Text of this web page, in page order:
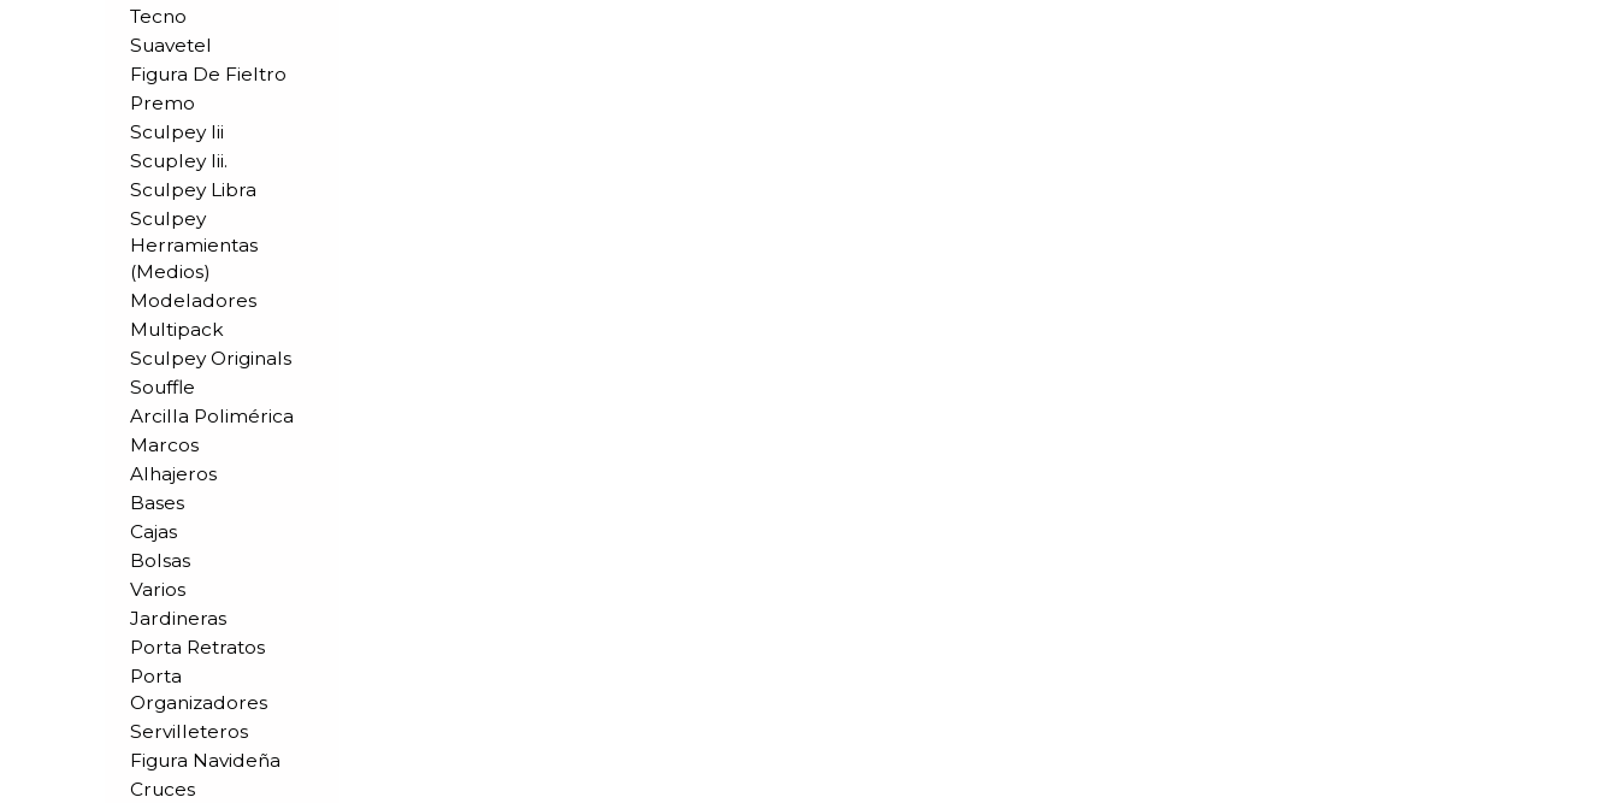
Tecno
Suavetel
Figura De Fieltro
Premo
Sculpey Iii
Scupley Iii.
Sculpey Libra
Sculpey
Herramientas
(medios)
Modeladores
Multipack
Sculpey Originals
Souffle
Arcilla Polimérica
Marcos
Alhajeros
Bases
Cajas
Bolsas
Varios
Jardineras
Porta Retratos
Porta
Organizadores
Servilleteros
Figura Navideña
Cruces